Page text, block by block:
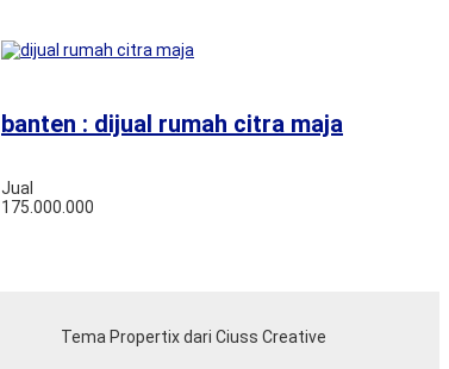
banten : dijual rumah citra maja
Jual
175.000.000
Tema Propertix dari Ciuss Creative